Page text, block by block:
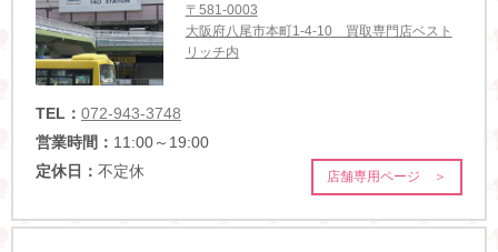
〒581-0003
大阪府八尾市本町1-4-10 買取専門店ベスト
リッチ内
TEL： 072-943-3748
営業時間： 11:00～19:00
定休日： 不定休 店舗専用ページ ＞